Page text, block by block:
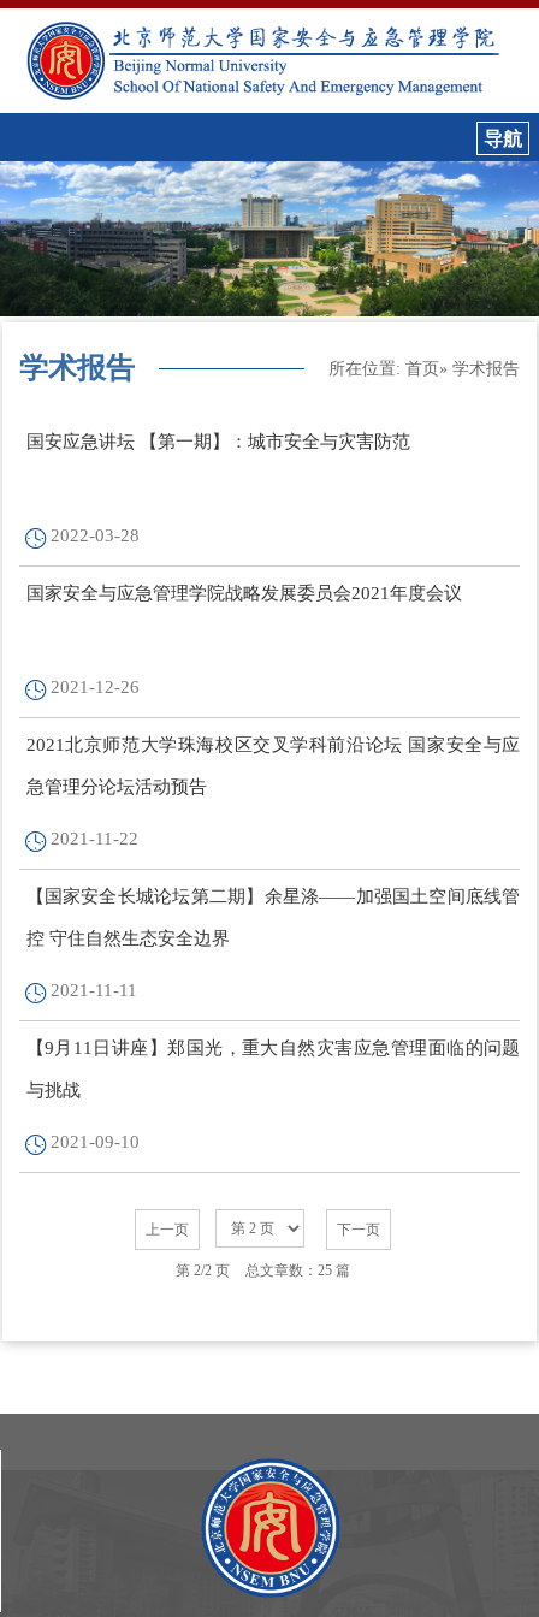
学术报告 所在位置:首页» 学术报告
国安应急讲坛 【第一期】：城市安全与灾害防范
2022-03-28
国家安全与应急管理学院战略发展委员会2021年度会议
2021-12-26
2021北京师范大学珠海校区交叉学科前沿论坛 国家安全与应
急管理分论坛活动预告
2021-11-22
【国家安全长城论坛第二期】余星涤——加强国土空间底线管
控 守住自然生态安全边界
2021-11-11
【9月11日讲座】郑国光，重大自然灾害应急管理面临的问题
与挑战
2021-09-10
上一页 下一页
第 2/2 页 总文章数：25 篇